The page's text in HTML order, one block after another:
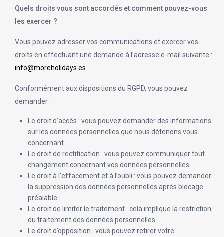
Quels droits vous sont accordés et comment pouvez-vous
les exercer ?
Vous pouvez adresser vos communications et exercer vos
droits en effectuant une demande à l’adresse e-mail suivante :
info@moreholidays.es
Conformément aux dispositions du RGPD, vous pouvez
demander :
Le droit d’accès : vous pouvez demander des informations
sur les données personnelles que nous détenons vous
concernant.
Le droit de rectification : vous pouvez communiquer tout
changement concernant vos données personnelles.
Le droit à l’effacement et à l’oubli : vous pouvez demander
la suppression des données personnelles après blocage
préalable.
Le droit de limiter le traitement : cela implique la restriction
du traitement des données personnelles.
Le droit d’opposition : vous pouvez retirer votre